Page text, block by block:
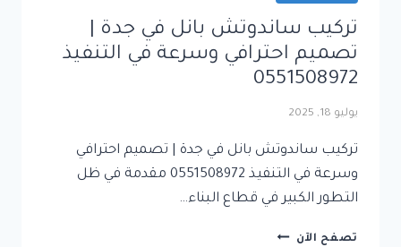
تركيب ساندوتش بانل في جدة |
تصميم احترافي وسرعة في التنفيذ
0551508972
يوليو 18, 2025
تركيب ساندوتش بانل في جدة | تصميم احترافي
وسرعة في التنفيذ 0551508972 مقدمة في ظل
التطور الكبير في قطاع البناء…
تصفح الآن تركيب